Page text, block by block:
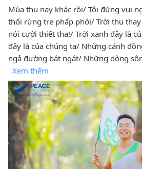
Mùa thu nay khác rồi/ Tôi đứng vui
thổi rừng tre phấp phới/ Trời thu
nói cười thiết tha!/ Trời xanh đây là
đây là của chúng ta/ Những cánh
ngả đường bát ngát/ Những dòng
Xem thêm